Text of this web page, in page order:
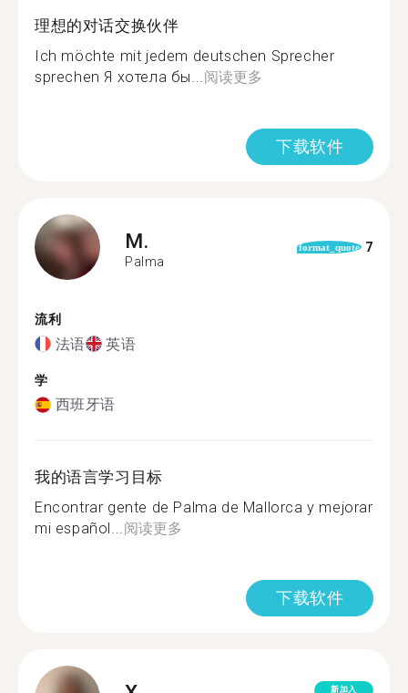
理想的对话交换伙伴
Ich möchte mit jedem deutschen Sprecher
sprechen Я хотела бы...阅读更多
下载软件
M.
Palma
format_quote 7
流利
法语 英语
学
西班牙语
我的语言学习目标
Encontrar gente de Palma de Mallorca y mejorar
mi español...阅读更多
下载软件
新加入